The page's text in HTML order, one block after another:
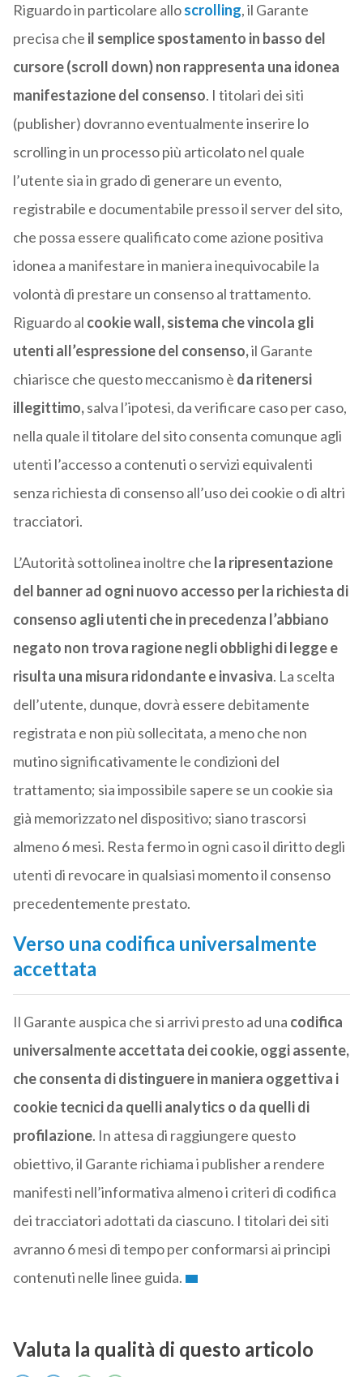
Riguardo in particolare alloscrolling, il Garante
precisa che il semplice spostamento in basso del
cursore (scroll down) non rappresenta una idonea
manifestazione del consenso. I titolari dei siti
(publisher) dovranno eventualmente inserire lo
scrolling in un processo più articolato nel quale
l’utente sia in grado di generare un evento,
registrabile e documentabile presso il server del sito,
che possa essere qualificato come azione positiva
idonea a manifestare in maniera inequivocabile la
volontà di prestare un consenso al trattamento.
Riguardo al cookie wall, sistema che vincola gli
utenti all’espressione del consenso,il Garante
chiarisce che questo meccanismo è da ritenersi
illegittimo,salva l’ipotesi, da verificare caso per caso,
nella quale il titolare del sito consenta comunque agli
utenti l’accesso a contenuti o servizi equivalenti
senza richiesta di consenso all’uso dei cookie o di altri
tracciatori.
L’Autorità sottolinea inoltre che la ripresentazione
del banner ad ogni nuovo accesso per la richiesta di
consenso agli utenti che in precedenza l’abbiano
negato non trova ragione negli obblighi di legge e
risulta una misura ridondante e invasiva. La scelta
dell’utente, dunque, dovrà essere debitamente
registrata e non più sollecitata, a meno che non
mutino significativamente le condizioni del
trattamento; sia impossibile sapere se un cookie sia
già memorizzato nel dispositivo; siano trascorsi
almeno 6 mesi. Resta fermo in ogni caso il diritto degli
utenti di revocare in qualsiasi momento il consenso
precedentemente prestato.
Verso una codifica universalmente
accettata
Il Garante auspica che si arrivi presto ad una codifica
universalmente accettata dei cookie, oggi assente,
che consenta di distinguere in maniera oggettiva i
cookie tecnici da quelli analytics o da quelli di
profilazione. In attesa di raggiungere questo
obiettivo, il Garante richiama i publisher a rendere
manifesti nell’informativa almeno i criteri di codifica
dei tracciatori adottati da ciascuno. I titolari dei siti
avranno 6 mesi di tempo per conformarsi ai principi
contenuti nelle linee guida.
Valuta la qualità di questo articolo